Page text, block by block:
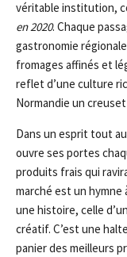
véritable institution,
en 2020. Chaque
gastronomie
fromages affinés et
reflet d’une culture
Normandie un
Dans un esprit tout
ouvre ses portes
produits frais qui
marché est un
une histoire, celle
créatif. C’est une
panier des meilleurs